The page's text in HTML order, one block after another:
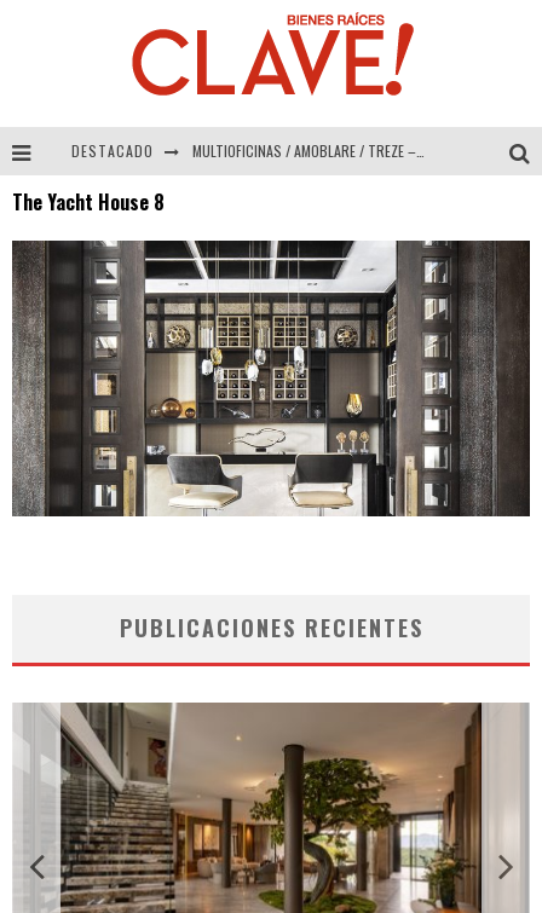
DESTACADO MULTIOFICINAS / AMOBLARE / TREZE – Especial Interiorismo & Decoración 2026
COLINEAL – Especial Interiorismo & Decoración 2026
ADRIANA HOYOS DESIGN STUDIO – Especial Interiorismo & Decoración 2026
The Yacht House 8
PUBLICACIONES RECIENTES